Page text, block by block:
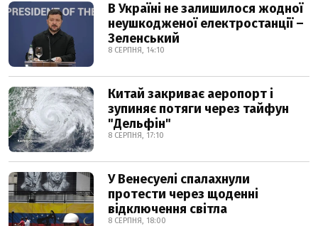
В Україні не залишилося жодної
неушкодженої електростанції –
Зеленський
8 СЕРПНЯ, 14:10
Китай закриває аеропорт і
зупиняє потяги через тайфун
"Дельфін"
8 СЕРПНЯ, 17:10
У Венесуелі спалахнули
протести через щоденні
відключення світла
8 СЕРПНЯ, 18:00